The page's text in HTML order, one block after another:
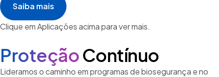
Saiba mais
Clique em Aplicações acima para ver mais.
ProteçãoContínuo
Lideramos o caminho em programas de biosegurança e no